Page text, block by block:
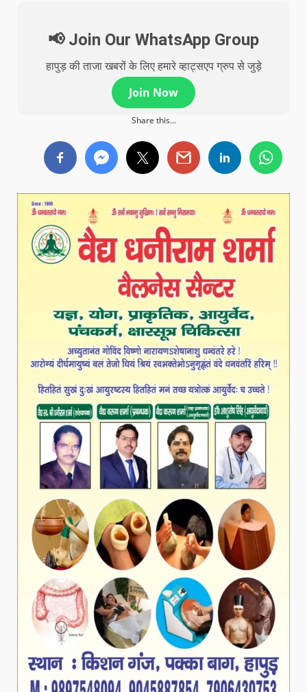
📢 Join Our WhatsApp Group
हापुड़ की ताजा खबरों के लिए हमारे व्हाट्सएप ग्रुप से जुड़े
Join Now
Share this...